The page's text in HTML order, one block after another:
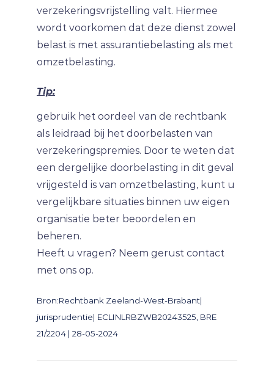
verzekeringsvrijstelling valt. Hiermee
wordt voorkomen dat deze dienst zowel
belast is met assurantiebelasting als met
omzetbelasting.
Tip:
gebruik het oordeel van de rechtbank
als leidraad bij het doorbelasten van
verzekeringspremies. Door te weten dat
een dergelijke doorbelasting in dit geval
vrijgesteld is van omzetbelasting, kunt u
vergelijkbare situaties binnen uw eigen
organisatie beter beoordelen en
beheren.
Heeft u vragen? Neem gerust contact
met ons op.
Bron:Rechtbank Zeeland-West-Brabant|
jurisprudentie| ECLINLRBZWB20243525, BRE
21/2204 | 28-05-2024